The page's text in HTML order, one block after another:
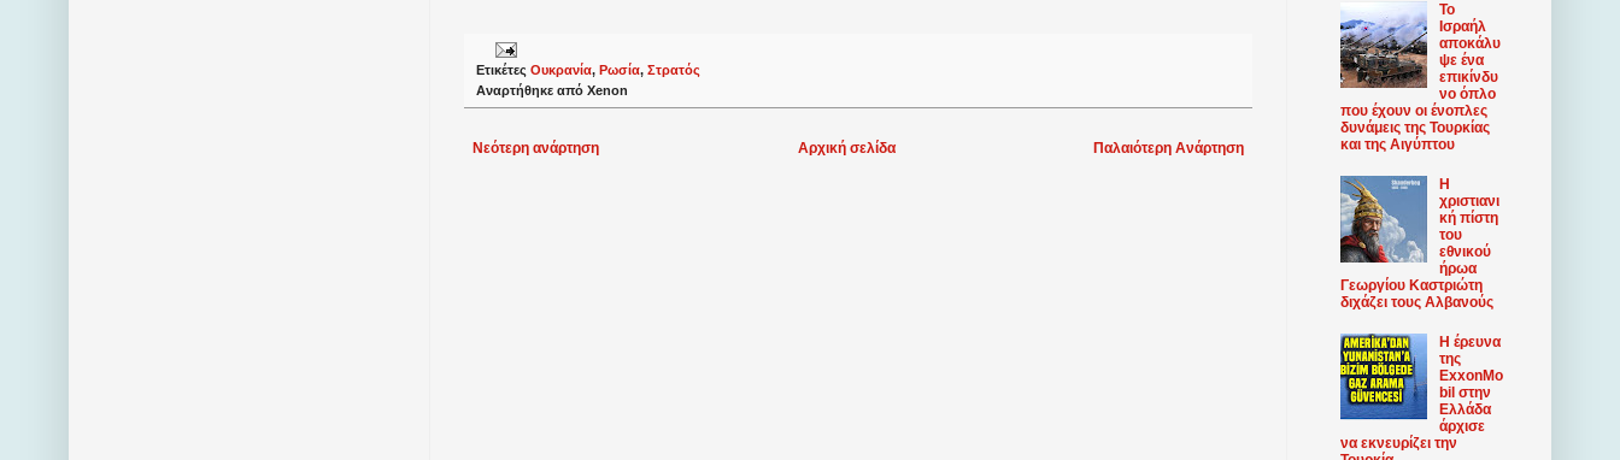
Ετικέτες Ουκρανία, Ρωσία, Στρατός
Αναρτήθηκε από Xenon
Νεότερη ανάρτηση Παλαιότερη Ανάρτηση
Αρχική σελίδα
Το
Ισραήλ
αποκάλυ
ψε ένα
επικίνδυ
νο όπλο
που έχουν οι ένοπλες
δυνάμεις της Τουρκίας
και της Αιγύπτου
Η
χριστιανι
κή πίστη
του
εθνικού
ήρωα
Γεωργίου Καστριώτη
διχάζει τους Αλβανούς
Η έρευνα
της
ExxonMo
bil στην
Ελλάδα
άρχισε
να εκνευρίζει την